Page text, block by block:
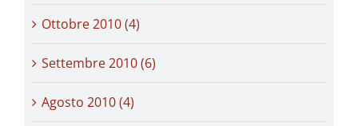
Ottobre 2010 (4)
Settembre 2010 (6)
Agosto 2010 (4)